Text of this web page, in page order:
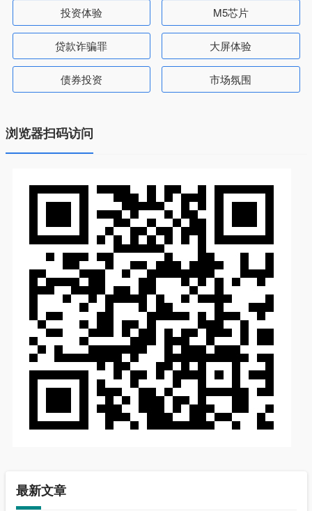
投资体验 M5芯片
贷款诈骗罪 大屏体验
债券投资 市场氛围
浏览器扫码访问
最新文章